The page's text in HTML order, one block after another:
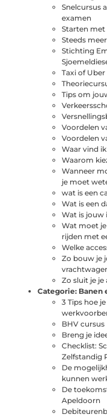
Snelcursus
examen
Starten met
Steeds
Stichting
Taxi of Uber
Tips om
Voordelen
Voordelen
Waar vind
Waarom
Wanneer
je moet
wat is een
Wat is een
Wat is jouw
Wat moet
rijden met
Welke
Zo bouw je
Zo sluit je
Categorie: Banen
3 Tips hoe
BHV cursus
Breng je
Checklist:
Zelfstandig
De
kunnen
De
Apeldoorn